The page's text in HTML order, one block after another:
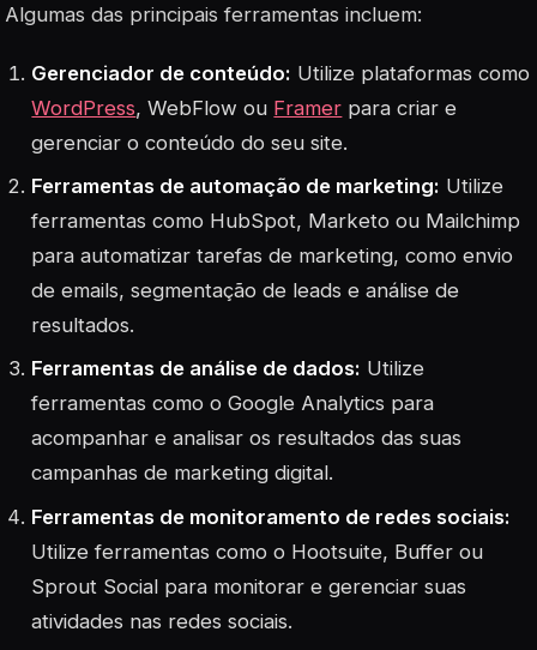
Algumas das principais ferramentas incluem:
Gerenciador de conteúdo: Utilize plataformas como
WordPress, WebFlow ou Framer para criar e
gerenciar o conteúdo do seu site.
Ferramentas de automação de marketing: Utilize
ferramentas como HubSpot, Marketo ou Mailchimp
para automatizar tarefas de marketing, como envio
de emails, segmentação de leads e análise de
resultados.
Ferramentas de análise de dados: Utilize
ferramentas como o Google Analytics para
acompanhar e analisar os resultados das suas
campanhas de marketing digital.
Ferramentas de monitoramento de redes sociais:
Utilize ferramentas como o Hootsuite, Buffer ou
Sprout Social para monitorar e gerenciar suas
atividades nas redes sociais.